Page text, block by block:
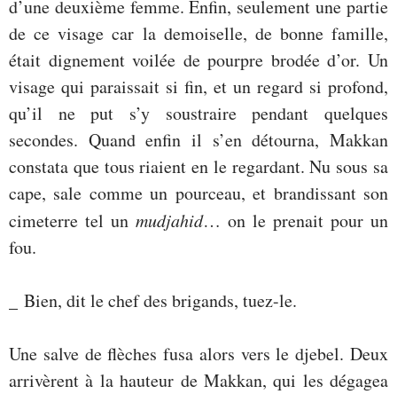
d’une deuxième femme. Enfin, seulement une partie
de ce visage car la demoiselle, de bonne famille,
était dignement voilée de pourpre brodée d’or. Un
visage qui paraissait si fin, et un regard si profond,
qu’il ne put s’y soustraire pendant quelques
secondes. Quand enfin il s’en détourna, Makkan
constata que tous riaient en le regardant. Nu sous sa
cape, sale comme un pourceau, et brandissant son
cimeterre tel un mudjahid… on le prenait pour un
fou.
_ Bien, dit le chef des brigands, tuez-le.
Une salve de flèches fusa alors vers le djebel. Deux
arrivèrent à la hauteur de Makkan, qui les dégagea